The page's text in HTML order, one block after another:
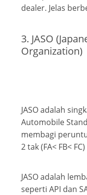
dealer. Jelas
3. JASO
Organization)
JASO adalah
Automobile
membagi
2 tak (FA< FB<
JASO adalah
seperti API dan